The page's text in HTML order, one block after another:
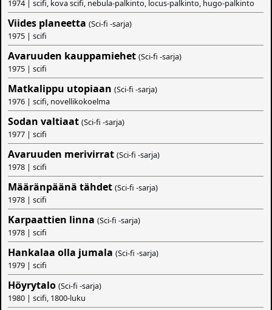
1974 | scifi, kova scifi, nebula-palkinto, locus-palkinto, hugo-palkinto
Viides planeetta (Sci-fi -sarja)
1975 | scifi
Avaruuden kauppamiehet (Sci-fi -sarja)
1975 | scifi
Matkalippu utopiaan (Sci-fi -sarja)
1976 | scifi, novellikokoelma
Sodan valtiaat (Sci-fi -sarja)
1977 | scifi
Avaruuden merivirrat (Sci-fi -sarja)
1978 | scifi
Määränpäänä tähdet (Sci-fi -sarja)
1978 | scifi
Karpaattien linna (Sci-fi -sarja)
1978 | scifi
Hankalaa olla jumala (Sci-fi -sarja)
1979 | scifi
Höyrytalo (Sci-fi -sarja)
1980 | scifi, 1800-luku